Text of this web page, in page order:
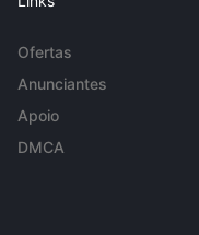
Ofertas
Anunciantes
Apoio
DMCA